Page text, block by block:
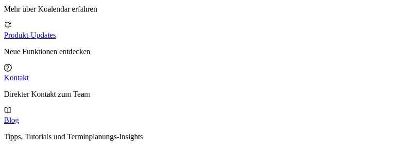
Mehr über Koalendar erfahren
Produkt-Updates
Neue Funktionen entdecken
Kontakt
Direkter Kontakt zum Team
Blog
Tipps, Tutorials und Terminplanungs-Insights